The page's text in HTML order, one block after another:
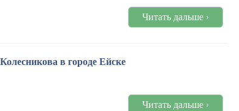
Читать дальше ›
в городе Ейске
Читать дальше ›